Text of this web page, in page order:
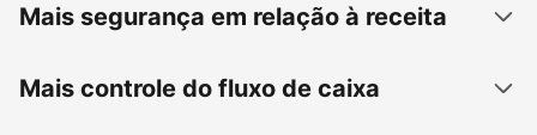
Mais segurança em relação à receita
Mais controle do fluxo de caixa